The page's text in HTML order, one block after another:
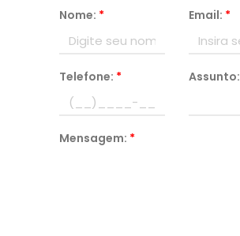
Nome: * Email: *
Telefone: * Assunto:
Mensagem: *